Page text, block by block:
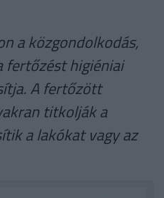
a közgondolkodás,
fertőzést higiéniai
A fertőzött
titkolják a
a lakókat vagy az